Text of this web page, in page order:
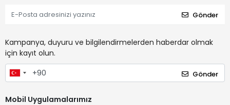
Gönder
Kampanya, duyuru ve bilgilendirmelerden haberdar olmak
için kayıt olun.
Gönder
Mobil Uygulamalarımız